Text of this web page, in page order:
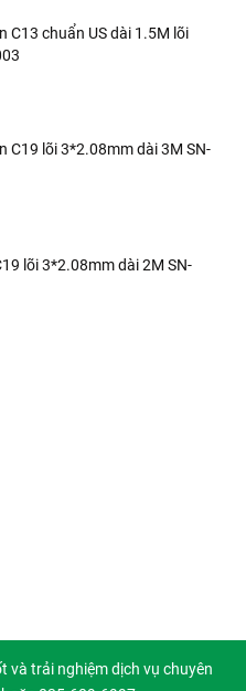
C13 chuẩn US dài 1.5M lõi
C19 lõi 3*2.08mm dài 3M SN-
lõi 3*2.08mm dài 2M SN-
và trải nghiệm dịch vụ chuyên